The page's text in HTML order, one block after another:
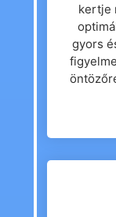
kertje
gyors